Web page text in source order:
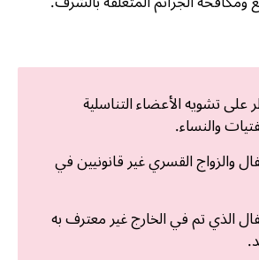
تشويه الأعضاء التناسلية
والنساء.
والزواج القسري غير قانونيين في
الذي تم في الخارج غير معترف به